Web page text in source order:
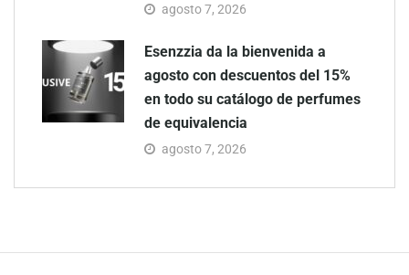
agosto 7, 2026
Esenzzia da la bienvenida a
agosto con descuentos del 15%
en todo su catálogo de perfumes
de equivalencia
agosto 7, 2026